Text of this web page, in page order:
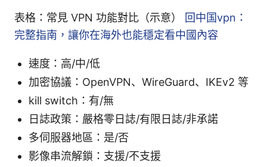
表格：常見 VPN 功能對比（示意） 回中国vpn：
完整指南，讓你在海外也能穩定看中國內容
速度：高/中/低
加密協議：OpenVPN、WireGuard、IKEv2 等
kill switch：有/無
日誌政策：嚴格零日誌/有限日誌/非承諾
多伺服器地區：是/否
影像串流解鎖：支援/不支援